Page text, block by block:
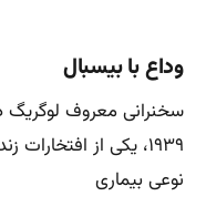
وداع با بیسبال
۱۹۳۹، یکی از
نوعی بیماری